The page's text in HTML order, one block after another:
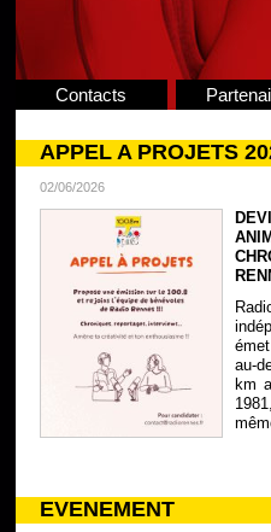
Contacts
APPEL A PROJETS
02/06/2026
au-
km
EVENEMENT